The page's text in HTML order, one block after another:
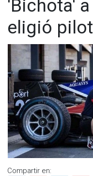
'Bichota'
eligió
Compartir en: